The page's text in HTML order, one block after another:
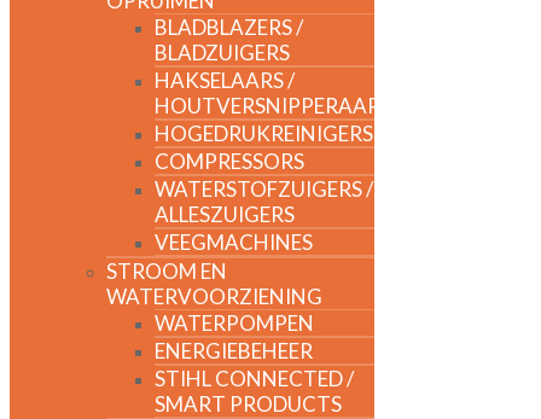
BLADBLAZERS /
BLADZUIGERS
HAKSELAARS /
HOUTVERSNIPPERAARS
HOGEDRUKREINIGERS
COMPRESSORS
WATERSTOFZUIGERS /
ALLESZUIGERS
VEEGMACHINES
STROOM EN
WATERVOORZIENING
WATERPOMPEN
ENERGIEBEHEER
STIHL CONNECTED /
SMART PRODUCTS